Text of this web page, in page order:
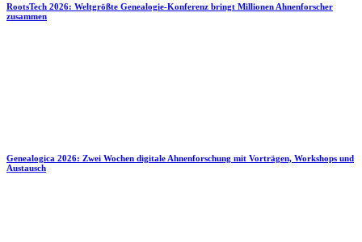
RootsTech 2026: Weltgrößte Genealogie-Konferenz bringt Millionen Ahnenforscher
zusammen
Genealogica 2026: Zwei Wochen digitale Ahnenforschung mit Vorträgen, Workshops und
Austausch